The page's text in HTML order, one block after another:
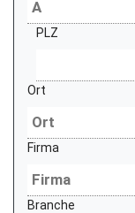
PLZ
Ort
Firma
Branche